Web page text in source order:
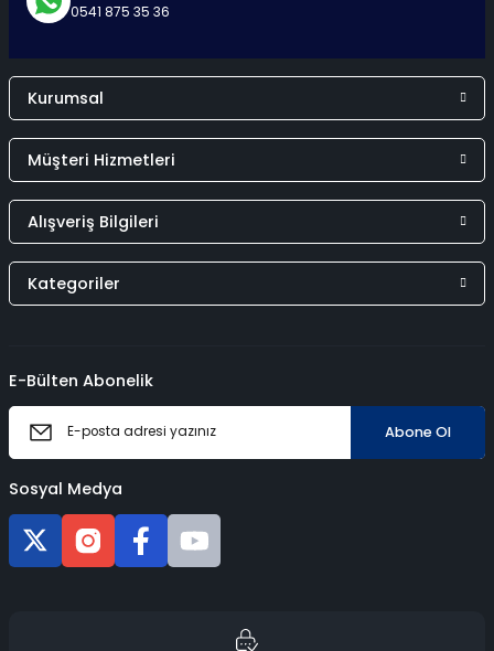
0541 875 35 36
Kurumsal
Müşteri Hizmetleri
Alışveriş Bilgileri
Kategoriler
E-Bülten Abonelik
Abone Ol
Sosyal Medya